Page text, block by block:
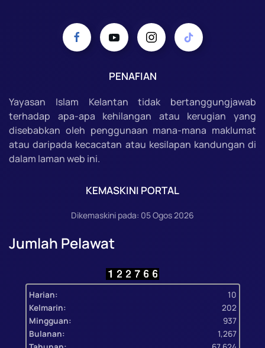
PENAFIAN
Yayasan Islam Kelantan tidak bertanggungjawab
terhadap apa-apa kehilangan atau kerugian yang
disebabkan oleh penggunaan mana-mana maklumat
atau daripada kecacatan atau kesilapan kandungan di
dalam laman web ini.
KEMASKINI PORTAL
Dikemaskini pada: 05 Ogos 2026
Jumlah Pelawat
Harian:
10
Kelmarin:
202
Mingguan:
937
Bulanan:
1,267